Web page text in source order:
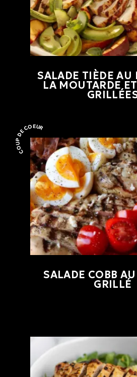
SALADE TIÈDE AU
LA MOUTARDE
SALADE COBB
GRILLÉ
Coup de coeur
COUP DE COEUR